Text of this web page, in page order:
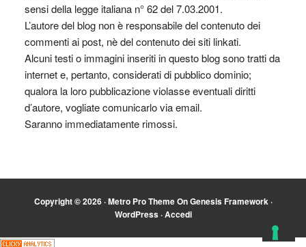
sensi della legge italiana n° 62 del 7.03.2001.
L’autore del blog non è responsabile del contenuto dei
commenti ai post, nè del contenuto dei siti linkati.
Alcuni testi o immagini inseriti in questo blog sono tratti da
internet e, pertanto, considerati di pubblico dominio;
qualora la loro pubblicazione violasse eventuali diritti
d’autore, vogliate comunicarlo via email.
Saranno immediatamente rimossi.
Copyright © 2026 ·Metro Pro ThemeOnGenesis Framework·
WordPress·Accedi